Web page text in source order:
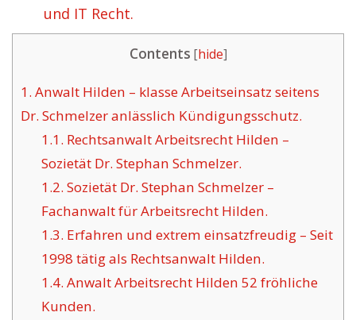
und IT Recht.
Contents [hide]
1. Anwalt Hilden – klasse Arbeitseinsatz seitens
Dr. Schmelzer anlässlich Kündigungsschutz.
1.1. Rechtsanwalt Arbeitsrecht Hilden –
Sozietät Dr. Stephan Schmelzer.
1.2. Sozietät Dr. Stephan Schmelzer –
Fachanwalt für Arbeitsrecht Hilden.
1.3. Erfahren und extrem einsatzfreudig – Seit
1998 tätig als Rechtsanwalt Hilden.
1.4. Anwalt Arbeitsrecht Hilden 52 fröhliche
Kunden.